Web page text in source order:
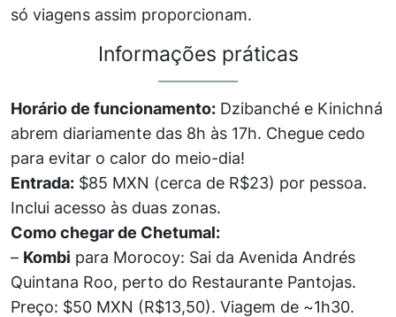
só viagens assim proporcionam.
Informações práticas
Horário de funcionamento: Dzibanché e Kinichná
abrem diariamente das 8h às 17h. Chegue cedo
para evitar o calor do meio-dia!
Entrada: $85 MXN (cerca de R$23) por pessoa.
Inclui acesso às duas zonas.
Como chegar de Chetumal:
– Kombi para Morocoy: Sai da Avenida Andrés
Quintana Roo, perto do Restaurante Pantojas.
Preço: $50 MXN (R$13,50). Viagem de ~1h30.